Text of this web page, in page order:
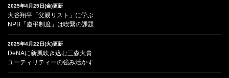
2025年4月25日(金)更新
大谷翔平「父親リスト」に学ぶ
NPB「慶弔制度」は喫緊の課題
2025年4月22日(火)更新
DeNAに新風吹き込む三森大貴
ユーティリティーの強み活かす